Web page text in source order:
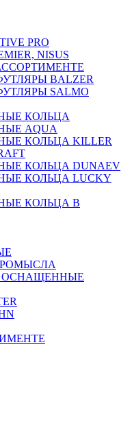
PRO
NISUS
BALZER
SALMO
КОЛЬЦА
AQUA
КОЛЬЦА KILLER
КОЛЬЦА DUNAEV
КОЛЬЦА LUCKY
КОЛЬЦА В
ОСНАЩЕННЫЕ